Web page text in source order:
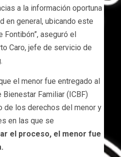
a la información oportuna
en general, ubicando este
Fontibón”, aseguró el
Caro, jefe de servicio de
el menor fue entregado al
Familiar (ICBF)
de los derechos del menor y
en las que se
el proceso, el menor fue